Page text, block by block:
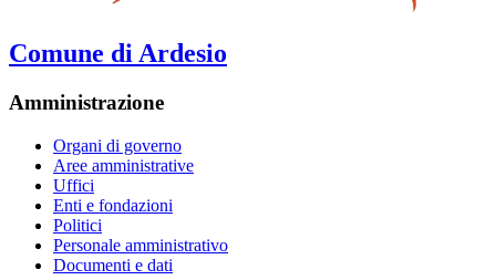
Comune di Ardesio
Amministrazione
Organi di governo
Aree amministrative
Uffici
Enti e fondazioni
Politici
Personale amministrativo
Documenti e dati